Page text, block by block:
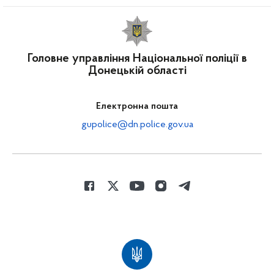
Головне управління Національної поліції в
Донецькій області
Електронна пошта
gupolice@dn.police.gov.ua